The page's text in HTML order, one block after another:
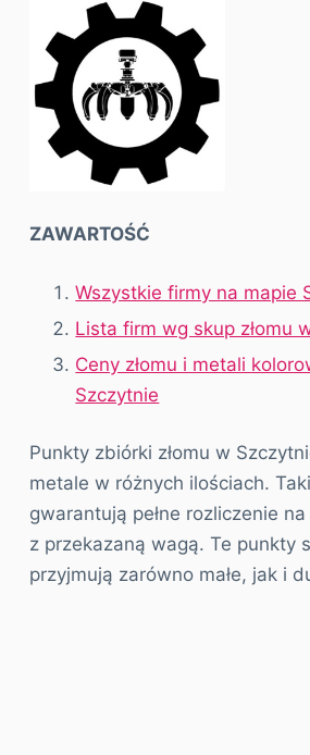
ZAWARTOŚĆ
Wszystkie firmy na mapie
Lista firm wg skup złomu
Ceny złomu i metali
Szczytnie
Punkty zbiórki złomu w
metale w różnych ilościach.
gwarantują pełne rozliczenie
z przekazaną wagą. Te punkty
przyjmują zarówno małe, jak i